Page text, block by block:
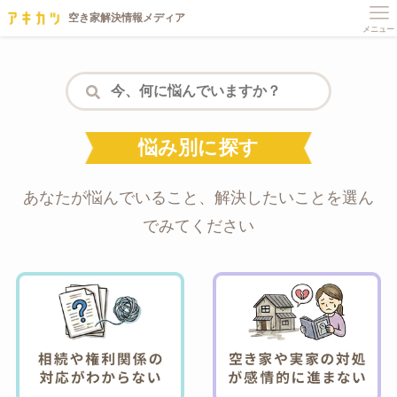
メニュー
悩み別に探す
あなたが悩んでいること、解決したいことを選ん
でみてください